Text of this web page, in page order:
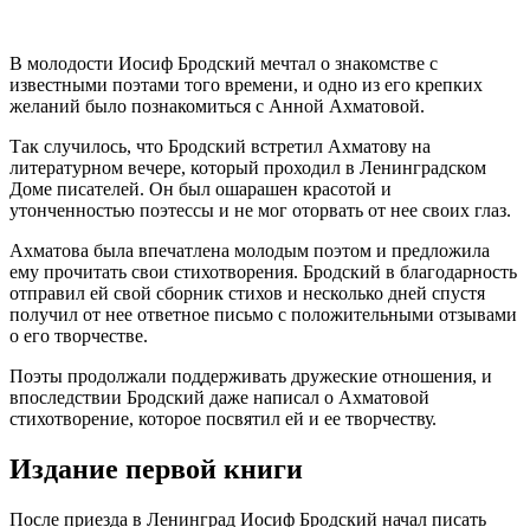
В молодости Иосиф Бродский мечтал о знакомстве с
известными поэтами того времени, и одно из его крепких
желаний было познакомиться с Анной Ахматовой.
Так случилось, что Бродский встретил Ахматову на
литературном вечере, который проходил в Ленинградском
Доме писателей. Он был ошарашен красотой и
утонченностью поэтессы и не мог оторвать от нее своих глаз.
Ахматова была впечатлена молодым поэтом и предложила
ему прочитать свои стихотворения. Бродский в благодарность
отправил ей свой сборник стихов и несколько дней спустя
получил от нее ответное письмо с положительными отзывами
о его творчестве.
Поэты продолжали поддерживать дружеские отношения, и
впоследствии Бродский даже написал о Ахматовой
стихотворение, которое посвятил ей и ее творчеству.
Издание первой книги
После приезда в Ленинград Иосиф Бродский начал писать